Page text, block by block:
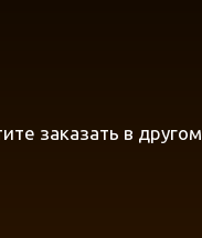
заказать в другом